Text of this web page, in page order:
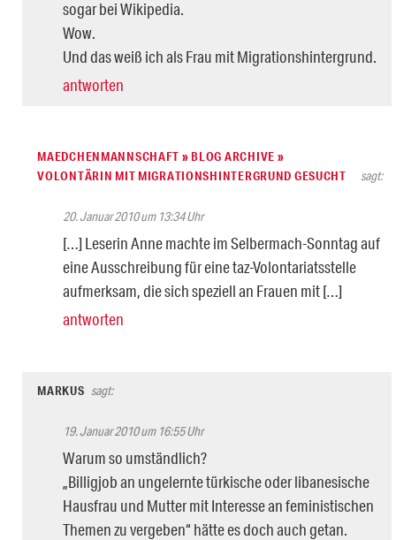
sogar bei Wikipedia.
Wow.
Und das weiß ich als Frau mit Migrationshintergrund.
antworten
MAEDCHENMANNSCHAFT » BLOG ARCHIVE »
VOLONTÄRIN MIT MIGRATIONSHINTERGRUND GESUCHT
sagt:
20. Januar 2010 um 13:34 Uhr
[…] Leserin Anne machte im Selbermach-Sonntag auf
eine Ausschreibung für eine taz-Volontariatsstelle
aufmerksam, die sich speziell an Frauen mit […]
antworten
MARKUS sagt:
19. Januar 2010 um 16:55 Uhr
Warum so umständlich?
„Billigjob an ungelernte türkische oder libanesische
Hausfrau und Mutter mit Interesse an feministischen
Themen zu vergeben“ hätte es doch auch getan.